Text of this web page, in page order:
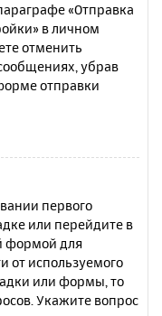
«Отправка
в личном
отменить
убрав
отправки
первого
или перейдите в
формой для
от используемого
или формы, то
Укажите вопрос